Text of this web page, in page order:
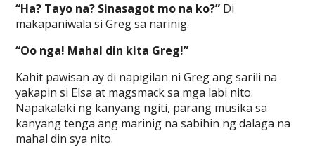
“Ha? Tayo na? Sinasagot mo na ko?” Di
makapaniwala si Greg sa narinig.
“Oo nga! Mahal din kita Greg!”
Kahit pawisan ay di napigilan ni Greg ang sarili na
yakapin si Elsa at magsmack sa mga labi nito.
Napakalaki ng kanyang ngiti, parang musika sa
kanyang tenga ang marinig na sabihin ng dalaga na
mahal din sya nito.